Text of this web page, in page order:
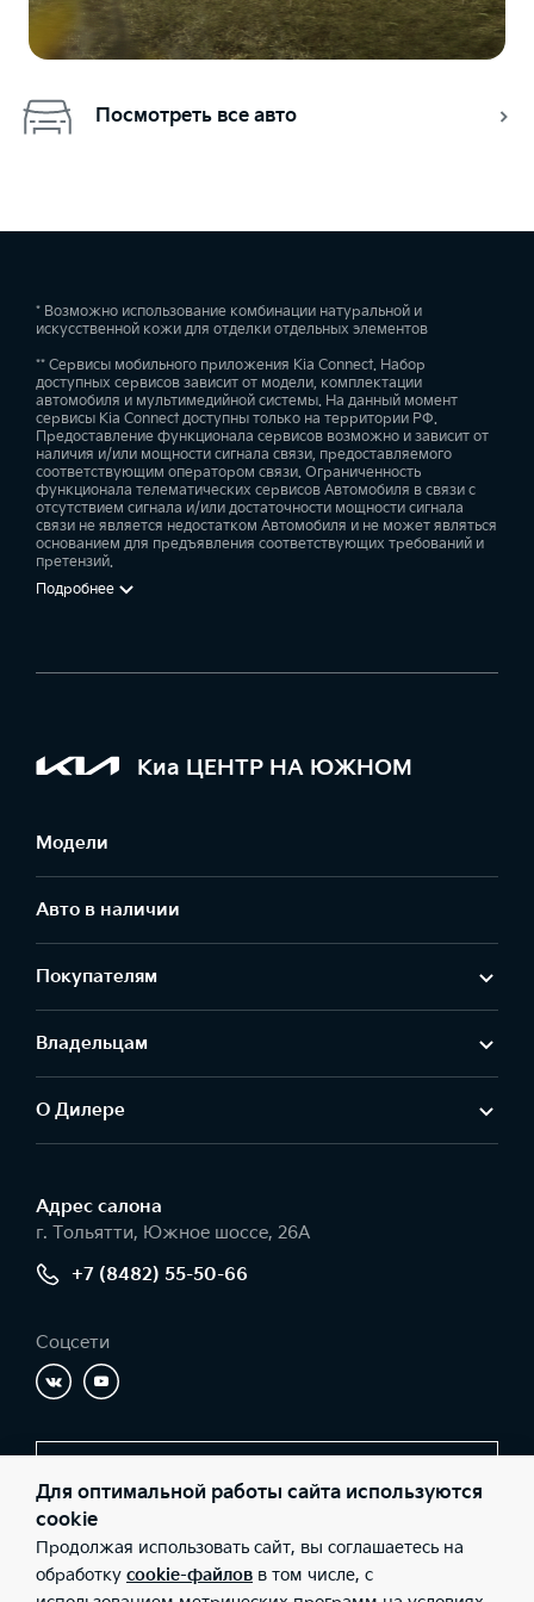
Посмотреть все авто
* Возможно использование комбинации натуральной и
искусственной кожи для отделки отдельных элементов
** Сервисы мобильного приложения Kia Connect. Набор
доступных сервисов зависит от модели, комплектации
автомобиля и мультимедийной системы. На данный момент
сервисы Kia Connect доступны только на территории РФ.
Предоставление функционала сервисов возможно и зависит от
наличия и/или мощности сигнала связи, предоставляемого
соответствующим оператором связи. Ограниченность
функционала телематических сервисов Автомобиля в связи с
отсутствием сигнала и/или достаточности мощности сигнала
связи не является недостатком Автомобиля и не может являться
основанием для предъявления соответствующих требований и
претензий.
Подробнее
Киа ЦЕНТР НА ЮЖНОМ
Модели
Авто в наличии
Покупателям
Владельцам
О Дилере
Адрес салонa
г. Тольятти, Южное шоссе, 26А
+7 (8482) 55-50-66
Соцсети
© 2026 Юридические лица ООО «Имола» (Фактический адрес: г.
Тольятти, Южное шоссе, 26А; Телефон: +7 (8482) 55-50-66; ИНН:
Для оптимальной работы сайта используются
cookie
Продолжая использовать сайт, вы соглашаетесь на
обработку cookie-файлов в том числе, с